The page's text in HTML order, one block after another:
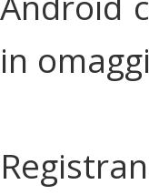
in